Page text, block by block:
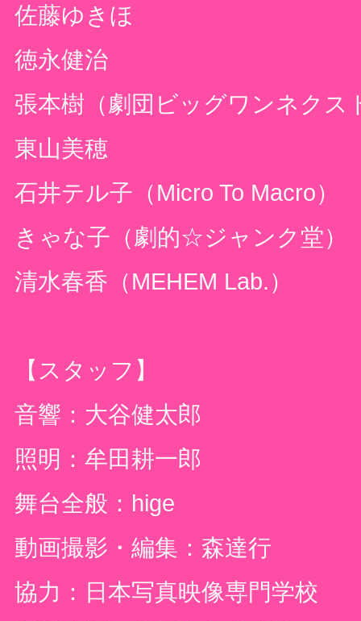
佐藤ゆきほ
徳永健治
張本樹（劇団ビッグワンネクス
東山美穂
石井テル子（Micro To Macro）
きゃな子（劇的☆ジャンク堂）
清水春香（MEHEM Lab.）
【スタッフ】
音響：大谷健太郎
照明：牟田耕一郎
舞台全般： hige
動画撮影・編集：森達行
協力：日本写真映像専門学校